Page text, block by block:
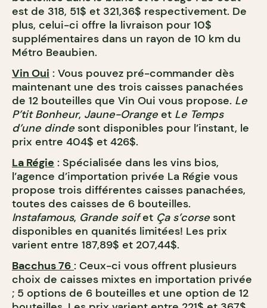
est de 318, 51$ et 321,36$ respectivement. De
plus, celui-ci offre la livraison pour 10$
supplémentaires dans un rayon de 10 km du
Métro Beaubien.
Vin Oui : Vous pouvez pré-commander dès
maintenant une des trois caisses panachées
de 12 bouteilles que Vin Oui vous propose. Le
P’tit Bonheur, Jaune-Orange et Le Temps
d’une dinde sont disponibles pour l’instant, le
prix entre 404$ et 426$.
La Régie : Spécialisée dans les vins bios,
l’agence d’importation privée La Régie vous
propose trois différentes caisses panachées,
toutes des caisses de 6 bouteilles.
Instafamous, Grande soifet Ça s’corse sont
disponibles en quanités limitées! Les prix
varient entre 187,89$ et 207,44$.
Bacchus 76 : Ceux-ci vous offrent plusieurs
choix de caisses mixtes en importation privée
; 5 options de 6 bouteilles et une option de 12